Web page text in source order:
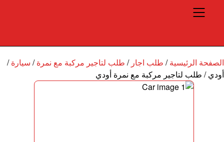
الصفحة الرئيسية/ طلب اجار / طلب لتاجير مركبة مع نمرة/ سيارة/
أودي/ طلب لتاجير مركبة مع نمرة أودي